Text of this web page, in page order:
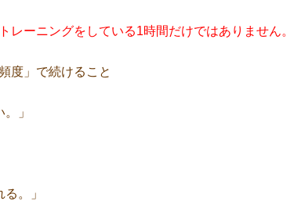
レーニングをしている1時間だけではありません。
度」で続けること
」
。」